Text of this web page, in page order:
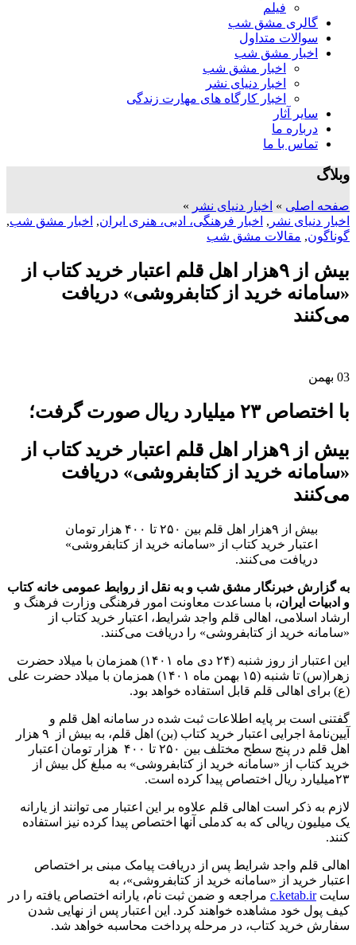
فیلم
گالری مشق شب
سوالات متداول
اخبار مشق شب
اخبار مشق شب
اخبار دنیای نشر
اخبار کارگاه های مهارت زندگی
سایر آثار
درباره ما
تماس با ما
وبلاگ
صفحه اصلی » اخبار دنیای نشر »
اخبار دنیای نشر , اخبار فرهنگی، ادبی، هنری ایران, اخبار مشق شب,
گوناگون, مقالات مشق شب
بیش از ۹هزار اهل قلم اعتبار خرید کتاب از
«سامانه خرید از کتابفروشی» دریافت
می‌کنند
03 بهمن
با اختصاص ۲۳ میلیارد ریال صورت گرفت؛
بیش از ۹هزار اهل قلم اعتبار خرید کتاب از
«سامانه خرید از کتابفروشی» دریافت
می‌کنند
بیش از ۹هزار اهل قلم بین ۲۵۰ تا ۴۰۰ هزار تومان
اعتبار خرید کتاب از «سامانه خرید از کتابفروشی»
دریافت می‌کنند.
به گزارش خبرنگار مشق شب و به نقل از روابط عمومی خانه کتاب
و ادبیات ایران، با مساعدت معاونت امور فرهنگی وزارت فرهنگ و
ارشاد اسلامی، اهالی قلم واجد شرایط، اعتبار خرید کتاب از
«سامانه خرید از کتابفروشی» را دریافت می‌کنند.
این اعتبار از روز شنبه (۲۴ دی ماه ۱۴۰۱) همزمان با میلاد حضرت
زهرا(س) تا شنبه (۱۵ بهمن ماه ۱۴۰۱) همزمان با میلاد حضرت علی
(ع) برای اهالی قلم قابل استفاده خواهد بود.
گفتنی است بر پایه اطلاعات ثبت شده در سامانه اهل قلم و
آیین‌نامۀ اجرایی اعتبار خرید کتاب (بن) اهل قلم، به بیش از ۹ هزار
اهل قلم در پنج سطح مختلف بین ۲۵۰ تا ۴۰۰ هزار تومان اعتبار
خرید کتاب از «سامانه خرید از کتابفروشی» به مبلغ کل بیش از
۲۳میلیارد ریال اختصاص پیدا کرده است.
لازم به ذکر است اهالی قلم علاوه بر این اعتبار می توانند از یارانه
یک میلیون ریالی که به کدملی آنها اختصاص پیدا کرده نیز استفاده
کنند.
اهالی قلم واجد شرایط پس از دریافت پیامک مبنی بر اختصاص
اعتبار خرید از «سامانه خرید از کتابفروشی»، به
سایتc.ketab.ir مراجعه و ضمن ثبت نام، یارانه اختصاص یافته را در
کیف پول خود مشاهده خواهند کرد. این اعتبار پس از نهایی شدن
سفارش خرید کتاب، در مرحله پرداخت محاسبه خواهد شد.